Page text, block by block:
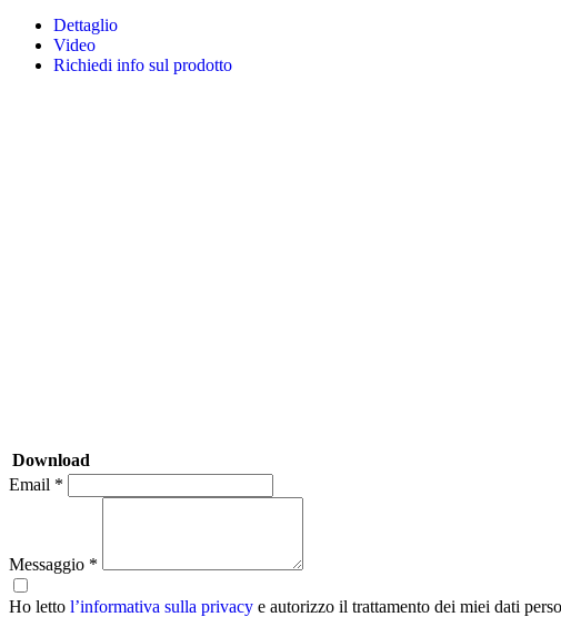
Dettaglio
Video
Richiedi info sul prodotto
Download
Email *
Messaggio *
Ho letto l’informativa sulla privacy e autorizzo il trattamento dei miei dati